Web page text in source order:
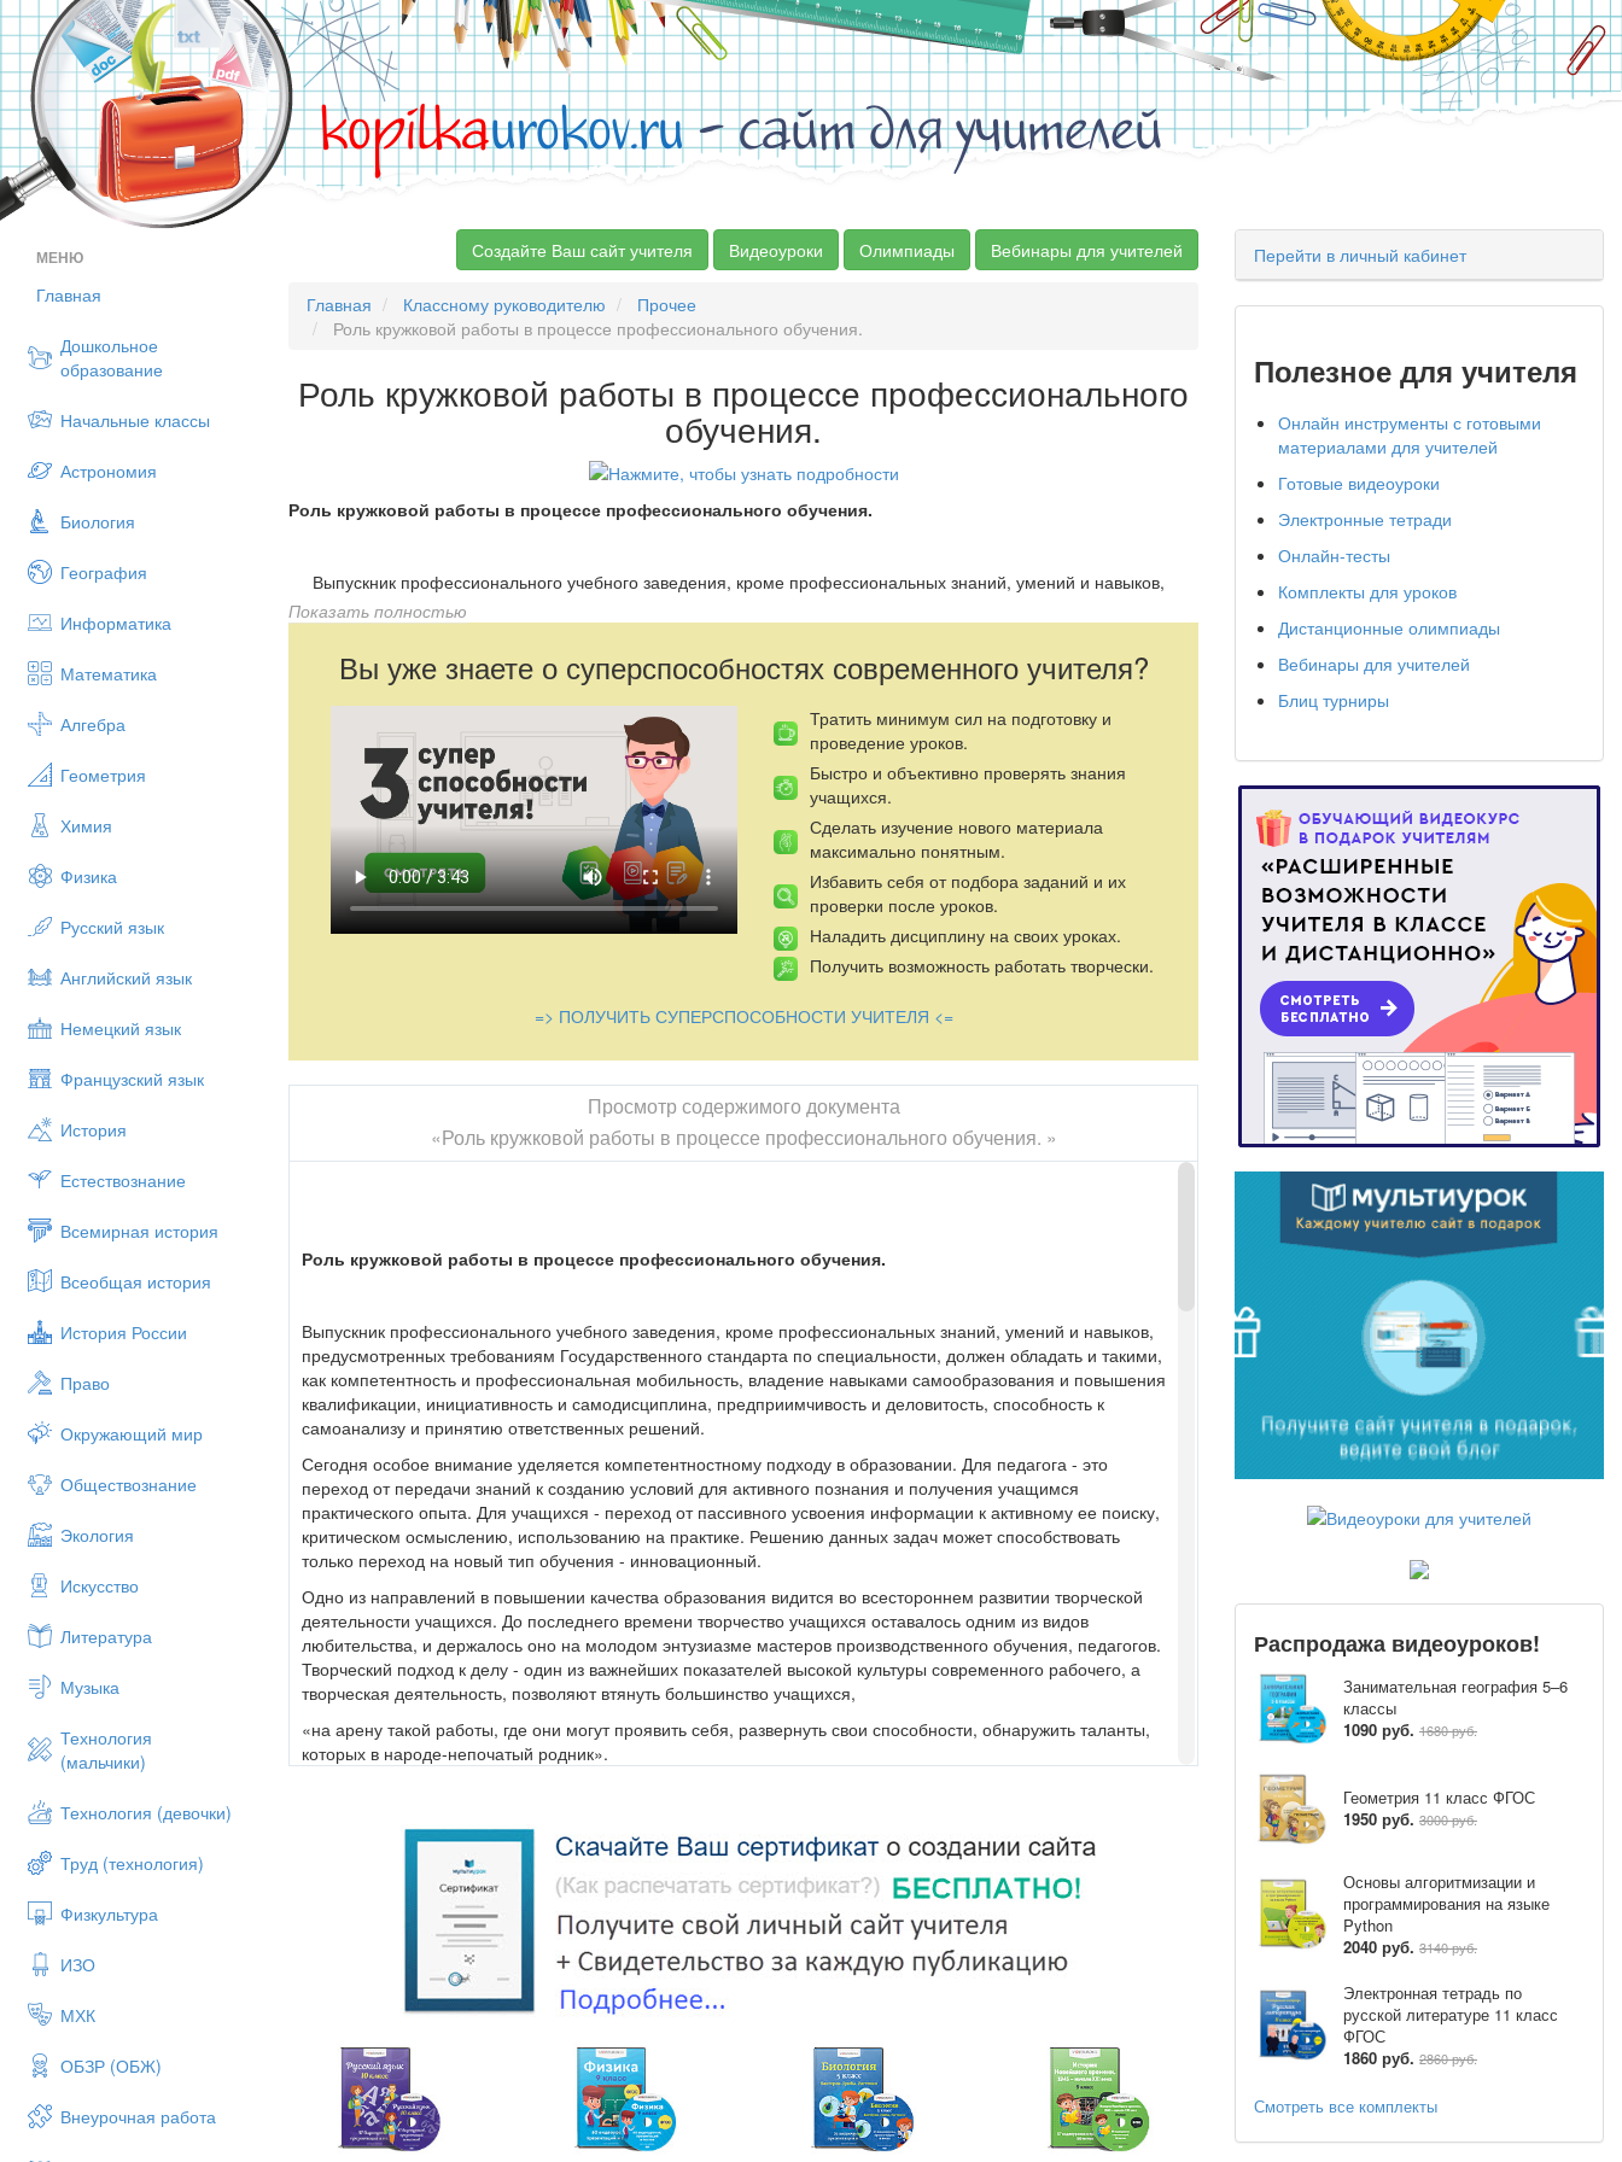
kopilkaurokov.ru- сайт для учителей
МЕНЮ
Главная
Дошкольное
образование
Начальные классы
Астрономия
Биология
География
Информатика
Математика
Алгебра
Геометрия
Химия
Физика
Русский язык
Английский язык
Немецкий язык
Французский язык
История
Естествознание
Всемирная история
Всеобщая история
История России
Право
Окружающий мир
Обществознание
Экология
Искусство
Литература
Музыка
Технология
(мальчики)
Технология (девочки)
Труд (технология)
Физкультура
ИЗО
МХК
ОБЗР (ОБЖ)
Внеурочная работа
Создайте Ваш сайт учителя Видеоуроки Олимпиады Вебинары для учителей
Главная Классному руководителю
Прочее
Роль кружковой работы в процессе профессионального обучения.
Роль кружковой работы в процессе профессионального
обучения.
Роль кружковой работы в процессе профессионального обучения.
Выпускник профессионального учебного заведения, кроме профессиональных знаний, умений и навыков,
предусмотренных требованиям Государственного стандарта по специальности, должен обладать и такими, как
компетентность и профессиональная мобильность, владение навыками самообразования и повышения
квалификации, инициативность и самодисциплина, предприимчивость и деловитость, способность к
самоанализу и принятию ответственных решений.
Сегодня особое внимание уделяется компетентностному подходу в образовании. Для педагога - это переход
от передачи знаний к созданию условий для активного познания и получения учащимся практического опыта.
Для учащихся - переход от пассивного усвоения информации к активному ее поиску, критическом осмыслению,
использованию на практике. Решению данных задач может способствовать только переход на новый тип
обучения - инновационный.
Показать полностью
Вы уже знаете о суперспособностях современного учителя?
Тратить минимум сил на подготовку и
проведение уроков.
Быстро и объективно проверять знания
учащихся.
Сделать изучение нового материала
максимально понятным.
Избавить себя от подбора заданий и их
проверки после уроков.
Наладить дисциплину на своих уроках.
Получить возможность работать творчески.
=> ПОЛУЧИТЬ СУПЕРСПОСОБНОСТИ УЧИТЕЛЯ <=
Просмотр содержимого документа
«Роль кружковой работы в процессе профессионального обучения. »
Роль кружковой работы в процессе профессионального обучения.
Выпускник профессионального учебного заведения, кроме профессиональных знаний, умений и навыков,
предусмотренных требованиям Государственного стандарта по специальности, должен обладать и такими,
как компетентность и профессиональная мобильность, владение навыками самообразования и повышения
квалификации, инициативность и самодисциплина, предприимчивость и деловитость, способность к
самоанализу и принятию ответственных решений.
Сегодня особое внимание уделяется компетентностному подходу в образовании. Для педагога - это
переход от передачи знаний к созданию условий для активного познания и получения учащимся
практического опыта. Для учащихся - переход от пассивного усвоения информации к активному ее поиску,
критическом осмыслению, использованию на практике. Решению данных задач может способствовать
только переход на новый тип обучения - инновационный.
Одно из направлений в повышении качества образования видится во всестороннем развитии творческой
деятельности учащихся. До последнего времени творчество учащихся оставалось одним из видов
любительства, и держалось оно на молодом энтузиазме мастеров производственного обучения, педагогов.
Творческий подход к делу - один из важнейших показателей высокой культуры современного рабочего, а
творческая деятельность, позволяют втянуть большинство учащихся,
«на арену такой работы, где они могут проявить себя, развернуть свои способности, обнаружить таланты,
которых в народе-непочатый родник».
любовь к творческой деятельности. Творческий стимул универсален, ибо в любой области деятельности, в
любой профессии можно открывать нечто новое.
Основной формой организации внеклассной работы является кружок.
Занятия в кружке характеризуются регулярностью, длительностью сроков и определенным профилем
работы. Цель занятий в кружках - воспитание у учащихся интереса и любви к технике и труду, развитие
технического творчества формирование у них умений и навыков рационализаторской деятельности.
Характерной особенностью владения профессией является то, что, используя простые материалы,
Надо помнить такую поговорку, что «Новое – это хорошо забытое старое».
Чтобы стать хорошим профессионалом в своем деле, нужно знать не только специальные дисциплины, но и
совершенствовать себя. Этому помогает кружковая работа.
Перейти в личный кабинет
Полезное для учителя
Онлайн инструменты с готовыми
материалами для учителей
Готовые видеоуроки
Электронные тетради
Онлайн-тесты
Комплекты для уроков
Дистанционные олимпиады
Вебинары для учителей
Блиц турниры
Распродажа видеоуроков!
Занимательная география 5–6
классы
1090 руб. 1680 руб.
Геометрия 11 класс ФГОС
1950 руб. 3000 руб.
Основы алгоритмизации и
программирования на языке
Python
2040 руб. 3140 руб.
Электронная тетрадь по
русской литературе 11 класс
ФГОС
1860 руб. 2860 руб.
Смотреть все комплекты